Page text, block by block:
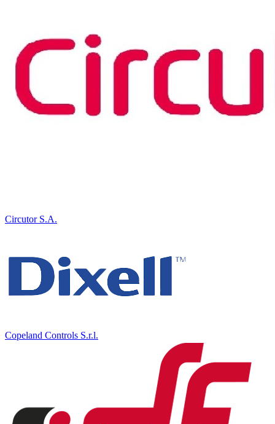
Circutor S.A.
Copeland Controls S.r.l.